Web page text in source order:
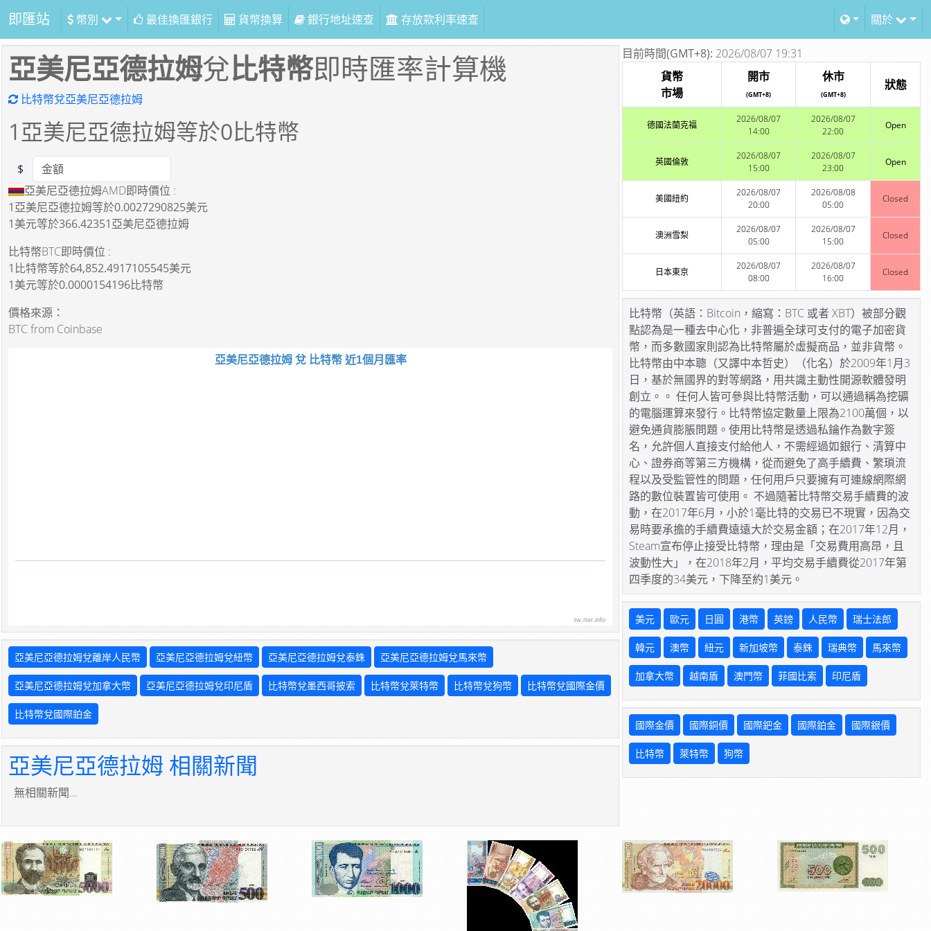
即匯站 幣別 最佳換匯銀行 貨幣換算 銀行地址速查 存放款利率速查 關於
亞美尼亞德拉姆兌比特幣即時匯率計算機
比特幣兌亞美尼亞德拉姆
1亞美尼亞德拉姆等於0比特幣
Amount
$
亞美尼亞德拉姆AMD即時價位 :
1亞美尼亞德拉姆等於0.0027290825美元
1美元等於366.42351亞美尼亞德拉姆
比特幣BTC即時價位 :
1比特幣等於64,852.4917105545美元
1美元等於0.0000154196比特幣
價格來源：
BTC from Coinbase
亞美尼亞德拉姆 兌 比特幣 近1個月匯率
tw.rter.info
亞美尼亞德拉姆兌離岸人民幣 亞美尼亞德拉姆兌紐幣 亞美尼亞德拉姆兌泰銖 亞美尼亞德拉姆兌馬來幣
亞美尼亞德拉姆兌加拿大幣 亞美尼亞德拉姆兌印尼盾 比特幣兌墨西哥披索 比特幣兌萊特幣 比特幣兌狗幣 比特幣兌國際金價
比特幣兌國際鉑金
亞美尼亞德拉姆 相關新聞
無相關新聞...
目前時間(GMT+8): 2026/08/07 19:31
貨幣
市場
開市
(GMT+8)
休市
(GMT+8)
狀態
德國法蘭克福
2026/08/07
14:00
2026/08/07
22:00
Open
英國倫敦
2026/08/07
15:00
2026/08/07
23:00
Open
美國紐約
2026/08/07
20:00
2026/08/08
05:00
Closed
澳洲雪梨
2026/08/07
05:00
2026/08/07
15:00
Closed
日本東京
2026/08/07
08:00
2026/08/07
16:00
Closed
比特幣（英語：Bitcoin，縮寫：BTC 或者 XBT）被部分觀
點認為是一種去中心化，非普遍全球可支付的電子加密貨
幣，而多數國家則認為比特幣屬於虛擬商品，並非貨幣。
比特幣由中本聰（又譯中本哲史）（化名）於2009年1月3
日，基於無國界的對等網路，用共識主動性開源軟體發明
創立。。 任何人皆可參與比特幣活動，可以通過稱為挖礦
的電腦運算來發行。比特幣協定數量上限為2100萬個，以
避免通貨膨脹問題。使用比特幣是透過私鑰作為數字簽
名，允許個人直接支付給他人，不需經過如銀行、清算中
心、證券商等第三方機構，從而避免了高手續費、繁瑣流
程以及受監管性的問題，任何用戶只要擁有可連線網際網
路的數位裝置皆可使用。 不過隨著比特幣交易手續費的波
動，在2017年6月，小於1毫比特的交易已不現實，因為交
易時要承擔的手續費遠遠大於交易金額；在2017年12月，
Steam宣布停止接受比特幣，理由是「交易費用高昂，且
波動性大」，在2018年2月，平均交易手續費從2017年第
四季度的34美元，下降至約1美元。
美元 歐元 日圓 港幣 英鎊 人民幣 瑞士法郎
韓元 澳幣 紐元 新加坡幣 泰銖 瑞典幣 馬來幣
加拿大幣 越南盾 澳門幣 菲國比索 印尼盾
國際金價 國際銅價 國際鈀金 國際鉑金 國際銀價
比特幣 萊特幣 狗幣